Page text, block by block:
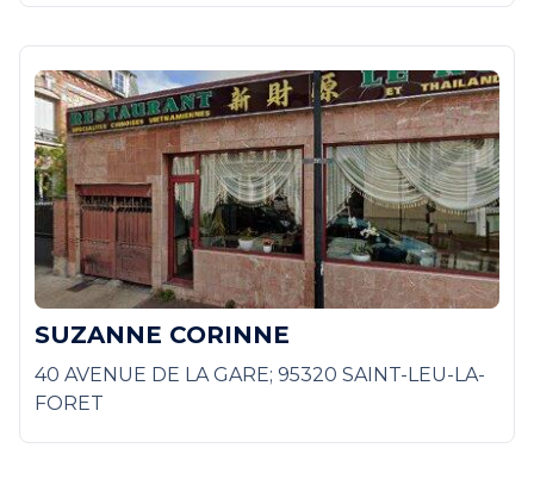
SUZANNE CORINNE
40 AVENUE DE LA GARE; 95320 SAINT-LEU-LA-
FORET